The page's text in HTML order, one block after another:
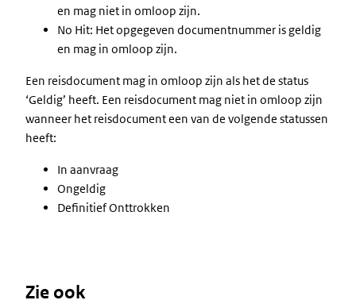
en mag niet in omloop zijn.
No Hit: Het opgegeven documentnummer is geldig
en mag in omloop zijn.
Een reisdocument mag in omloop zijn als het de status
‘Geldig’ heeft. Een reisdocument mag niet in omloop zijn
wanneer het reisdocument een van de volgende statussen
heeft:
In aanvraag
Ongeldig
Definitief Onttrokken
Zie ook